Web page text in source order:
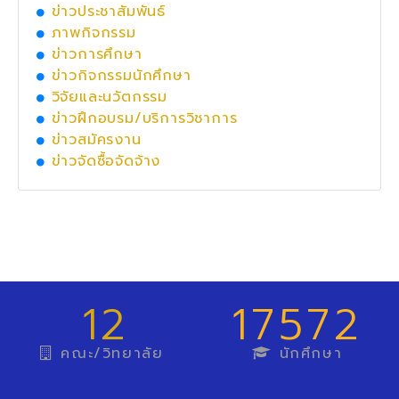
ข่าวประชาสัมพันธ์
ภาพกิจกรรม
ข่าวการศึกษา
ข่าวกิจกรรมนักศึกษา
วิจัยและนวัตกรรม
ข่าวฝึกอบรม/บริการวิชาการ
ข่าวสมัครงาน
ข่าวจัดซื้อจัดจ้าง
12
คณะ/วิทยาลัย 17572
นักศึกษา